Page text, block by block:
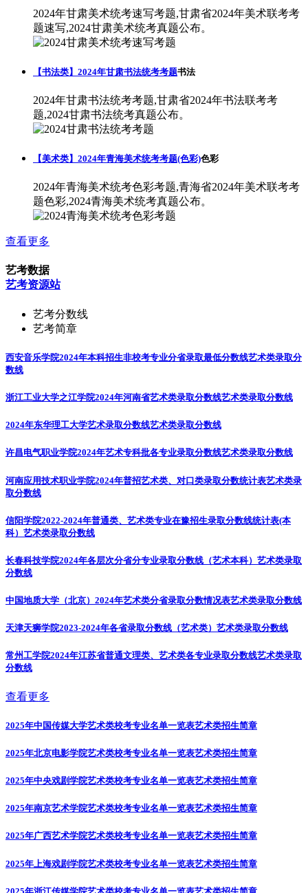
2024年甘肃美术统考速写考题,甘肃省2024年美术联考考
题速写,2024甘肃美术统考真题公布。
【书法类】2024年甘肃书法统考考题书法
2024年甘肃书法统考考题,甘肃省2024年书法联考考
题,2024甘肃书法统考真题公布。
【美术类】2024年青海美术统考考题(色彩)色彩
2024年青海美术统考色彩考题,青海省2024年美术联考考
题色彩,2024青海美术统考真题公布。
查看更多
艺考数据
艺考资源站
艺考分数线
艺考简章
西安音乐学院2024年本科招生非校考专业分省录取最低分数线艺术类录取分
数线
浙江工业大学之江学院2024年河南省艺术类录取分数线艺术类录取分数线
2024年东华理工大学艺术录取分数线艺术类录取分数线
许昌电气职业学院2024年艺术专科批各专业录取分数线艺术类录取分数线
河南应用技术职业学院2024年普招艺术类、对口类录取分数统计表艺术类录
取分数线
信阳学院2022-2024年普通类、艺术类专业在豫招生录取分数线统计表(本
科） 艺术类录取分数线
长春科技学院2024年各层次分省分专业录取分数线（艺术本科） 艺术类录取
分数线
中国地质大学（北京）2024年艺术类分省录取分数情况表艺术类录取分数线
天津天狮学院2023-2024年各省录取分数线（艺术类） 艺术类录取分数线
常州工学院2024年江苏省普通文理类、艺术类各专业录取分数线艺术类录取
分数线
查看更多
2025年中国传媒大学艺术类校考专业名单一览表艺术类招生简章
2025年北京电影学院艺术类校考专业名单一览表艺术类招生简章
2025年中央戏剧学院艺术类校考专业名单一览表艺术类招生简章
2025年南京艺术学院艺术类校考专业名单一览表艺术类招生简章
2025年广西艺术学院艺术类校考专业名单一览表艺术类招生简章
2025年上海戏剧学院艺术类校考专业名单一览表艺术类招生简章